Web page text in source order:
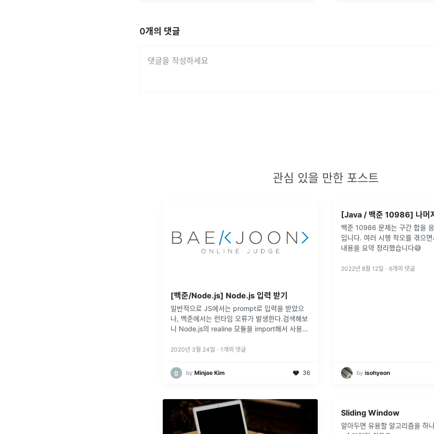
0개의 댓글
관심 있을 만한 포스트
[백준/Node.js] Node.js 입력 받기
일반적으로 JS에서는 prompt로 입력을 받았으
나, 백준에서는 런타임 오류가 발생한다.검색해보
니 Node.js의 realine 모듈을 import해서 사용해
다.console.log(answer);에 의해 입력 받은 값이
2020년 3월 24일 · 1 개의 댓글
by Minjae Kim 36
[Java / 백준 10986] 나머
백준 10986 문제는 구간 합을
입니다. 여러 시행 착오를 겪으
내용을 요약 정리했습니다😅
2022년 8월 12일 · 6개의 댓글
by isohyeon
Sliding Window
알아두면 유용할 알고리즘을 하